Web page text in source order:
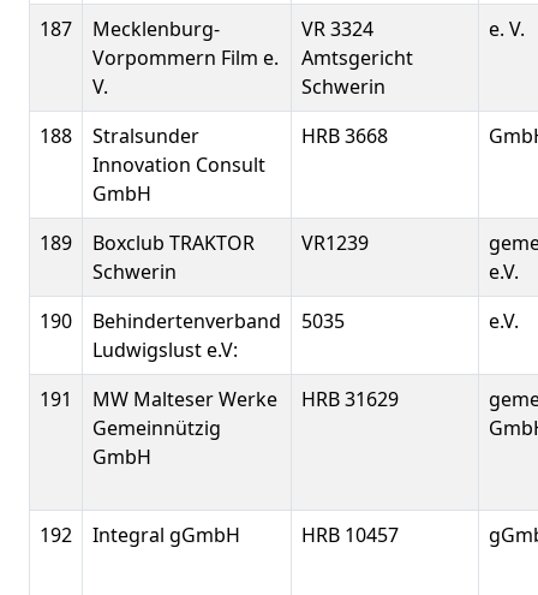
187
Mecklenburg-
Vorpommern Film e.
V.
VR 3324
Amtsgericht
Schwerin
e. V.
188
Stralsunder
Innovation Consult
GmbH
HRB 3668
189
Boxclub TRAKTOR
Schwerin
VR1239
e.V.
190
Behindertenverband
Ludwigslust e.V:
5035 e.V.
191
MW Malteser Werke
Gemeinnützig
GmbH
HRB 31629
192 Integral gGmbH HRB 10457